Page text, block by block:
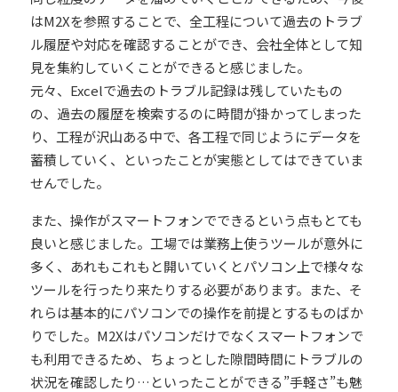
はM2Xを参照することで、 全工程について過去のトラブ
ル履歴や対応を確認することができ、会社全体として知
見を集約していくことができる と感じました。
元々、Excelで過去のトラブル記録は残していたもの
の、過去の履歴を検索するのに時間が掛かってしまった
り、工程が沢山ある中で、各工程で同じようにデータを
蓄積していく、といったことが実態としてはできていま
せんでした。
また、操作がスマートフォンでできるという点もとても
良いと感じました。工場では業務上使うツールが意外に
多く、あれもこれもと開いていくとパソコン上で様々な
ツールを行ったり来たりする必要があります。また、そ
れらは基本的にパソコンでの操作を前提とするものばか
りでした。 M2Xはパソコンだけでなくスマートフォンで
も利用できるため、ちょっとした隙間時間にトラブルの
状況を確認したり…といったことができる”手軽さ”も魅